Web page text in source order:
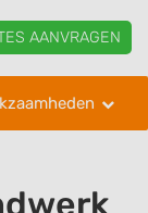
AANVRAGEN